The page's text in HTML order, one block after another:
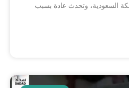
السعودية، وتحدث عادة بسبب